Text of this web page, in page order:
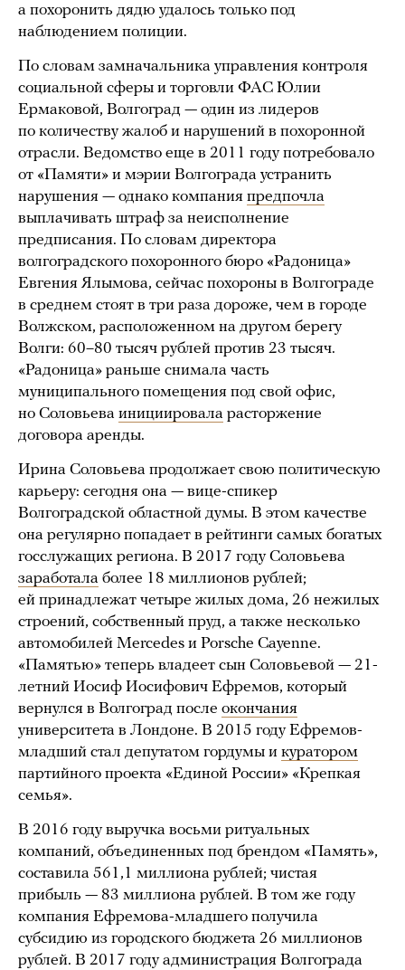
а похоронить дядю удалось только под
наблюдением полиции.
По словам замначальника управления контроля
социальной сферы и торговли ФАС Юлии
Ермаковой, Волгоград — один из лидеров
по количеству жалоб и нарушений в похоронной
отрасли. Ведомство еще в 2011 году потребовало
от «Памяти» и мэрии Волгограда устранить
нарушения — однако компания предпочла
выплачивать штраф за неисполнение
предписания. По словам директора
волгоградского похоронного бюро «Радоница»
Евгения Ялымова, сейчас похороны в Волгограде
в среднем стоят в три раза дороже, чем в городе
Волжском, расположенном на другом берегу
Волги: 60–80 тысяч рублей против 23 тысяч.
«Радоница» раньше снимала часть
муниципального помещения под свой офис,
но Соловьева инициировала расторжение
договора аренды.
Ирина Соловьева продолжает свою политическую
карьеру: сегодня она — вице-спикер
Волгоградской областной думы. В этом качестве
она регулярно попадает в рейтинги самых богатых
госслужащих региона. В 2017 году Соловьева
заработала более 18 миллионов рублей;
ей принадлежат четыре жилых дома, 26 нежилых
строений, собственный пруд, а также несколько
автомобилей Mercedes и Porsche Cayenne.
«Памятью» теперь владеет сын Соловьевой — 21-
летний Иосиф Иосифович Ефремов, который
вернулся в Волгоград после окончания
университета в Лондоне. В 2015 году Ефремов-
младший стал депутатом гордумы и куратором
партийного проекта «Единой России» «Крепкая
семья».
В 2016 году выручка восьми ритуальных
компаний, объединенных под брендом «Память»,
составила 561,1 миллиона рублей; чистая
прибыль — 83 миллиона рублей. В том же году
компания Ефремова-младшего получила
субсидию из городского бюджета 26 миллионов
рублей. В 2017 году администрация Волгограда